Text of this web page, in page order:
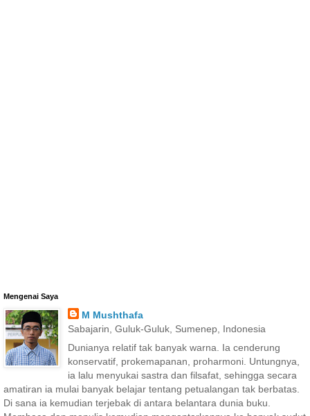
Mengenai Saya
M Mushthafa
Sabajarin, Guluk-Guluk, Sumenep, Indonesia
Dunianya relatif tak banyak warna. Ia cenderung
konservatif, prokemapanan, proharmoni. Untungnya,
ia lalu menyukai sastra dan filsafat, sehingga secara
amatiran ia mulai banyak belajar tentang petualangan tak berbatas.
Di sana ia kemudian terjebak di antara belantara dunia buku.